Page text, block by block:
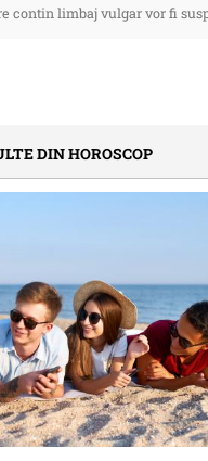
contin limbaj vulgar vor fi
DIN HOROSCOP